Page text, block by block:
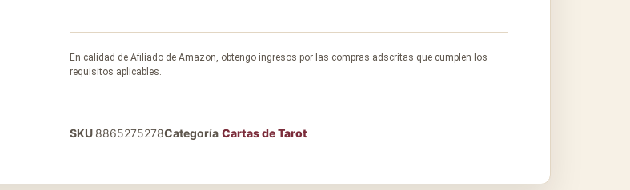
En calidad de Afiliado de Amazon, obtengo ingresos por las compras adscritas que cumplen los
requisitos aplicables.
SKU 8865275278Categoría Cartas de Tarot